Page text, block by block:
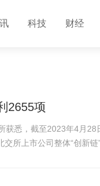
科技 财经
2655项
悉，截至2023年4月
公司整体“创新链”成果显著